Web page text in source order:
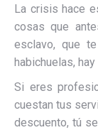
La crisis hace
cosas que
esclavo, que
habichuelas, hay
Si eres
cuestan tus
descuento, tú